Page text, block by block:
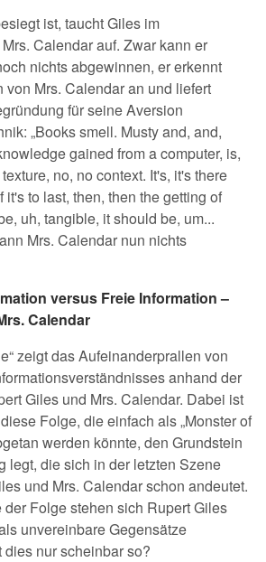
ist, taucht Giles im
Calendar auf. Zwar kann er
nichts abgewinnen, er erkennt
von Mrs. Calendar an und liefert
für seine Aversion
„Books smell. Musty and, and,
gained from a computer, is,
no, no context. It's, it's there
it's to last, then, then the getting of
uh, tangible, it should be, um...
Mrs. Calendar nun nichts
versus Freie Information –
Calendar
zeigt das Aufeinanderprallen von
anhand der
Giles und Mrs. Calendar. Dabei ist
Folge, die einfach als „Monster of
werden könnte, den Grundstein
legt, die sich in der letzten Szene
und Mrs. Calendar schon andeutet.
Folge stehen sich Rupert Giles
unvereinbare Gegensätze
nur scheinbar so?